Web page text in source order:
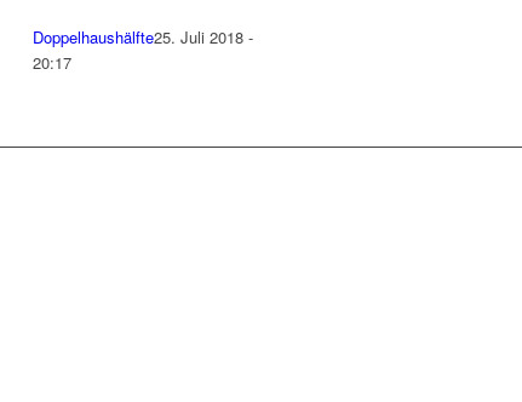
Doppelhaushälfte25. Juli 2018 -
20:17